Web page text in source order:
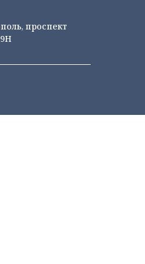
проспект